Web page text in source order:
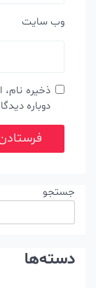
وب‌ سایت
ذخیره نام،
دوباره
جستجو
دسته‌ها